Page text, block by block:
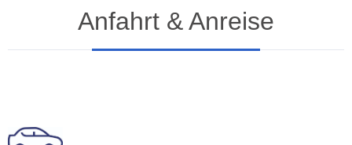
Anfahrt & Anreise